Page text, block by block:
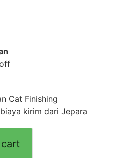
Cat Finishing
kirim dari Jepara